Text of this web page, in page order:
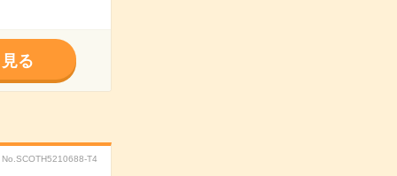
る
No.SCOTH5210688-T4